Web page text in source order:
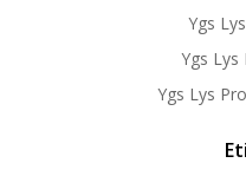
Ygs
Ygs Lys
Ygs Lys